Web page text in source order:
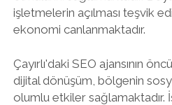
işletmelerin açılması teşvik
ekonomi canlanmaktadır.
Çayırlı'daki SEO ajansının
dijital dönüşüm, bölgenin
olumlu etkiler sağlamaktadır.